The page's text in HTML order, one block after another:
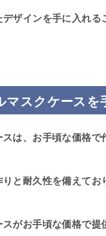
ザインを手に入れ
マスクケースを
は、お手頃な価格で
と耐久性を備えてお
がお手頃な価格で